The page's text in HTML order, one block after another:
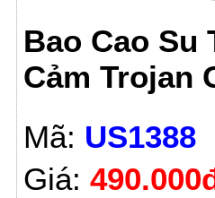
Bao Cao Su
Cảm Trojan
Mã: US1388
Giá: